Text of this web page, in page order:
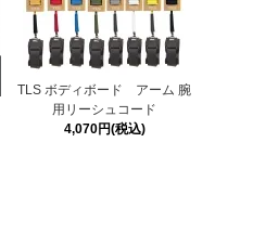
TLS ボディボード アーム 腕
用リーシュコード
4,070円(税込)